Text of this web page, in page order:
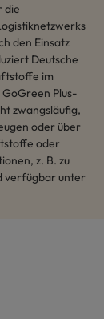
die
den Einsatz
Deutsche
im
Plus-
zwangsläufig,
oder über
oder
z. B. zu
verfügbar unter